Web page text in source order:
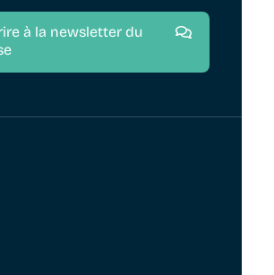
à la newsletter du